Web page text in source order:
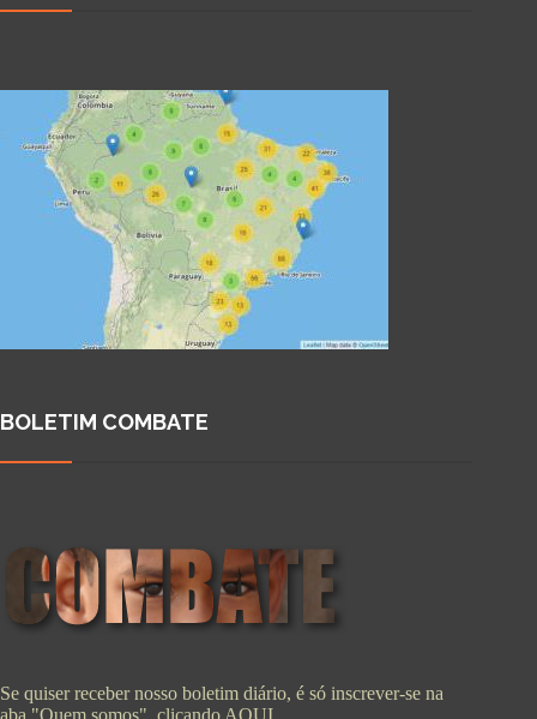
BOLETIM COMBATE
Se quiser receber nosso boletim diário, é só inscrever-se na